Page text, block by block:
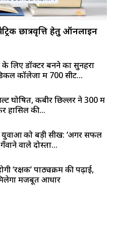
छात्रवृत्ति हेतु ऑनलाइन
के लिए डॉक्टर बनने का सुनहरा
कॉलेजों में 700 सीटें...
घोषित, कबीर छिल्लर ने 300 में
हासिल की...
युवाओं को बड़ी सीख: ‘अगर सफल
वाले दोस्तों...
‘रक्षक’ पाठ्यक्रम की पढ़ाई,
मजबूत आधार